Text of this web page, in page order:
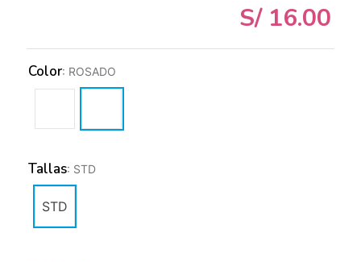
S/ 16.00
Tallas: STD
STD
Color: ROSADO